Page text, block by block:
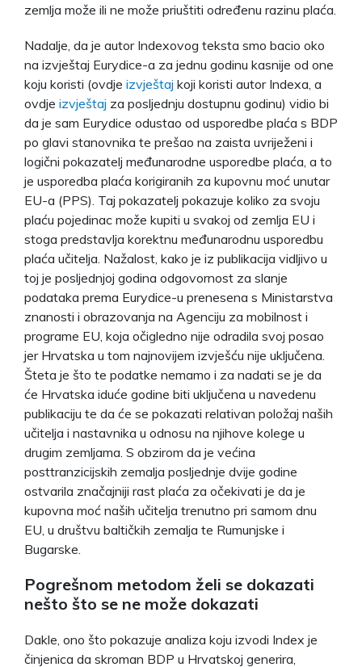
zemlja može ili ne može priuštiti određenu razinu plaća.
Nadalje, da je autor Indexovog teksta smo bacio oko
na izvještaj Eurydice-a za jednu godinu kasnije od one
koju koristi (ovdje izvještaj koji koristi autor Indexa, a
ovdje izvještaj za posljednju dostupnu godinu) vidio bi
da je sam Eurydice odustao od usporedbe plaća s BDP
po glavi stanovnika te prešao na zaista uvriježeni i
logični pokazatelj međunarodne usporedbe plaća, a to
je usporedba plaća korigiranih za kupovnu moć unutar
EU-a (PPS). Taj pokazatelj pokazuje koliko za svoju
plaću pojedinac može kupiti u svakoj od zemlja EU i
stoga predstavlja korektnu međunarodnu usporedbu
plaća učitelja. Nažalost, kako je iz publikacija vidljivo u
toj je posljednjoj godina odgovornost za slanje
podataka prema Eurydice-u prenesena s Ministarstva
znanosti i obrazovanja na Agenciju za mobilnost i
programe EU, koja očigledno nije odradila svoj posao
jer Hrvatska u tom najnovijem izvješću nije uključena.
Šteta je što te podatke nemamo i za nadati se je da
će Hrvatska iduće godine biti uključena u navedenu
publikaciju te da će se pokazati relativan položaj naših
učitelja i nastavnika u odnosu na njihove kolege u
drugim zemljama. S obzirom da je većina
posttranzicijskih zemalja posljednje dvije godine
ostvarila značajniji rast plaća za očekivati je da je
kupovna moć naših učitelja trenutno pri samom dnu
EU, u društvu baltičkih zemalja te Rumunjske i
Bugarske.
Pogrešnom metodom želi se dokazati
nešto što se ne može dokazati
Dakle, ono što pokazuje analiza koju izvodi Index je
činjenica da skroman BDP u Hrvatskoj generira,